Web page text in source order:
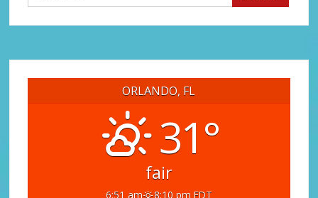
ORLANDO, FL
31°
fair
6:51 am 8:10 pm EDT